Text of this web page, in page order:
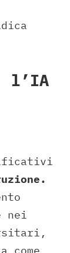
l’IA
nei
come